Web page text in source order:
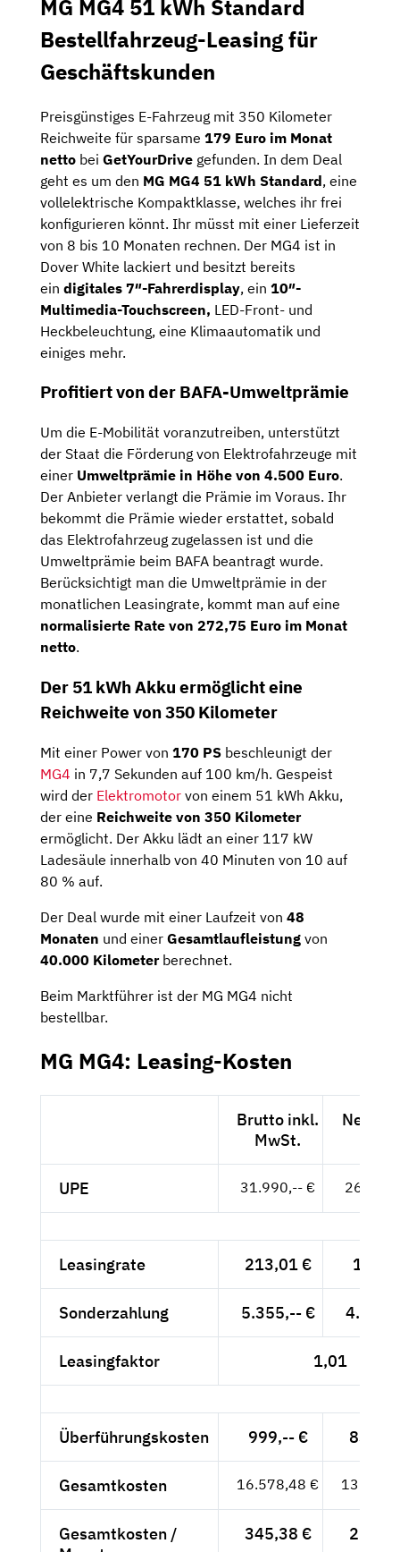
MG MG4 51 kWh Standard
Bestellfahrzeug-Leasing für
Geschäftskunden
Preisgünstiges E-Fahrzeug mit 350 Kilometer
Reichweite für sparsame 179 Euro im Monat
netto bei GetYourDrive gefunden. In dem Deal
geht es um den MG MG4 51 kWh Standard, eine
vollelektrische Kompaktklasse, welches ihr frei
konfigurieren könnt. Ihr müsst mit einer Lieferzeit
von 8 bis 10 Monaten rechnen. Der MG4 ist in
Dover White lackiert und besitzt bereits
ein digitales 7″-Fahrerdisplay, ein 10″-
Multimedia-Touchscreen, LED-Front- und
Heckbeleuchtung, eine Klimaautomatik und
einiges mehr.
Profitiert von der BAFA-Umweltprämie
Um die E-Mobilität voranzutreiben, unterstützt
der Staat die Förderung von Elektrofahrzeuge mit
einer Umweltprämie in Höhe von 4.500 Euro.
Der Anbieter verlangt die Prämie im Voraus. Ihr
bekommt die Prämie wieder erstattet, sobald
das Elektrofahrzeug zugelassen ist und die
Umweltprämie beim BAFA beantragt wurde.
Berücksichtigt man die Umweltprämie in der
monatlichen Leasingrate, kommt man auf eine
normalisierte Rate von 272,75 Euro im Monat
netto.
Der 51 kWh Akku ermöglicht eine
Reichweite von 350 Kilometer
Mit einer Power von 170 PS beschleunigt der
MG4 in 7,7 Sekunden auf 100 km/h. Gespeist
wird der Elektromotor von einem 51 kWh Akku,
der eine Reichweite von 350 Kilometer
ermöglicht. Der Akku lädt an einer 117 kW
Ladesäule innerhalb von 40 Minuten von 10 auf
80 % auf.
Der Deal wurde mit einer Laufzeit von 48
Monaten und einer Gesamtlaufleistung von
40.000 Kilometerberechnet.
Beim Marktführer ist der MG MG4 nicht
bestellbar.
MG MG4: Leasing-Kosten
Brutto inkl.
MwSt.
Netto
UPE 31.990,-- €
Leasingrate 213,01 €
Sonderzahlung 5.355,-- €
Leasingfaktor 1,01
Überführungskosten 999,-- €
Gesamtkosten 16.578,48 €
Gesamtkosten /
345,38 €